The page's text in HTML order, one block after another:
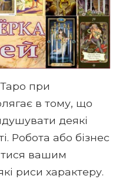
при
в тому, що
деякі
Робота або бізнес
вашим
риси характеру.